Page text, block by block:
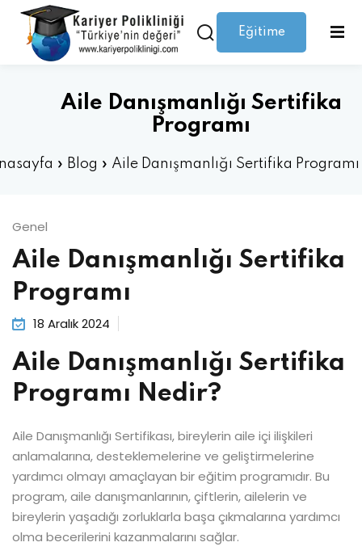
Eğitime
Aile Danışmanlığı Sertifika
Programı
» Blog » Aile Danışmanlığı Sertifika Programı
Genel
Aile Danışmanlığı Sertifika
Programı
18 Aralık 2024
Aile Danışmanlığı Sertifika
Programı Nedir?
Aile Danışmanlığı Sertifikası, bireylerin aile içi ilişkileri
anlamalarına, desteklemelerine ve geliştirmelerine
yardımcı olmayı amaçlayan bir eğitim programıdır. Bu
program, aile danışmanlarının, çiftlerin, ailelerin ve
bireylerin yaşadığı zorluklarla başa çıkmalarına yardımcı
olma becerilerini kazanmalarını sağlar.
Giriş yap Kaydolmak
Hesabınız yok mu?Kaydolmak
Şifrenizi mi kaybettiniz?